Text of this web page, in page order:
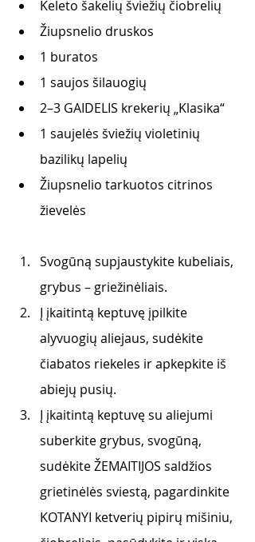
Keleto šakelių šviežių čiobrelių
Žiupsnelio druskos
1 buratos
1 saujos šilauogių
2–3 GAIDELIS krekerių „Klasika“
1 saujelės šviežių violetinių
bazilikų lapelių
Žiupsnelio tarkuotos citrinos
žievelės
Svogūną supjaustykite kubeliais,
grybus – griežinėliais.
Į įkaitintą keptuvę įpilkite
alyvuogių aliejaus, sudėkite
čiabatos riekeles ir apkepkite iš
abiejų pusių.
Į įkaitintą keptuvę su aliejumi
suberkite grybus, svogūną,
sudėkite ŽEMAITIJOS saldžios
grietinėlės sviestą, pagardinkite
KOTANYI ketverių pipirų mišiniu,